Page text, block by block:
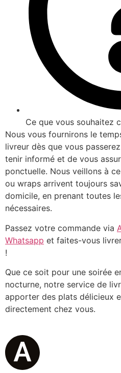
Ce que vous souhaitez
Nous vous fournirons le
livreur dès que vous
tenir informé et de vous
ponctuelle. Nous veillons à
ou wraps arrivent toujours
domicile, en prenant toutes
nécessaires.
Passez votre commande via
Whatsapp et faites-vous
!
Que ce soit pour une soirée
nocturne, notre service de
apporter des plats délicieux
directement chez vous.